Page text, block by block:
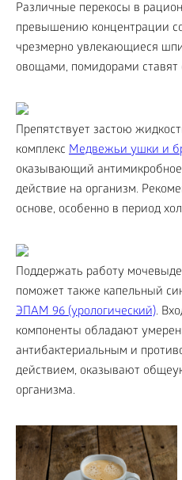
Различные перекосы в
превышению концентрации
чрезмерно увлекающиеся
овощами, помидорами ставят
Препятствует застою
комплекс Медвежьи ушки и
оказывающий
действие на организм.
основе, особенно в период
Поддержать работу
поможет также капельный
ЭПАМ 96 (урологический).
компоненты обладают
антибактериальным и
действием, оказывают
организма.